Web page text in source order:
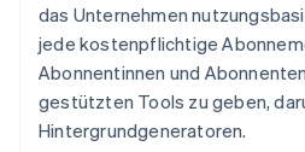
das Unternehmen
jede kostenpflichtige
Abonnentinnen und
gestützten Tools zu geben,
Hintergrundgeneratoren.